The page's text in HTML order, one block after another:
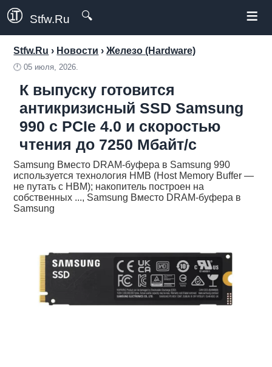
Stfw.Ru 🔍 ≡
Stfw.Ru › Новости ›Железо (Hardware)
🕛05 июля, 2026.
К выпуску готовится
антикризисный SSD Samsung
990 с PCIe 4.0 и скоростью
чтения до 7250 Мбайт/с
Samsung Вместо DRAM-буфера в Samsung 990
используется технология HMB (Host Memory Buffer —
не путать с HBM); накопитель построен на
собственных ..., Samsung Вместо DRAM-буфера в
Samsung